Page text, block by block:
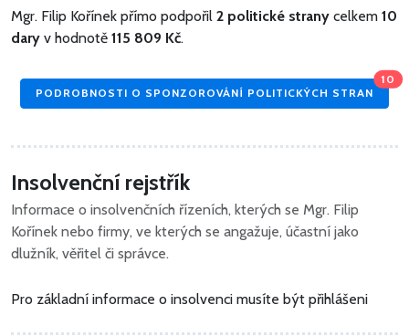
Mgr. Filip Kořínek přímo podpořil 2 politické strany celkem 10
dary v hodnotě 115 809 Kč.
PODROBNOSTI O SPONZOROVÁNÍ POLITICKÝCH STRAN
10
Insolvenční rejstřík
Informace o insolvenčních řízeních, kterých se Mgr. Filip
Kořínek nebo firmy, ve kterých se angažuje, účastní jako
dlužník, věřitel či správce.
Pro základní informace o insolvenci musíte být přihlášeni